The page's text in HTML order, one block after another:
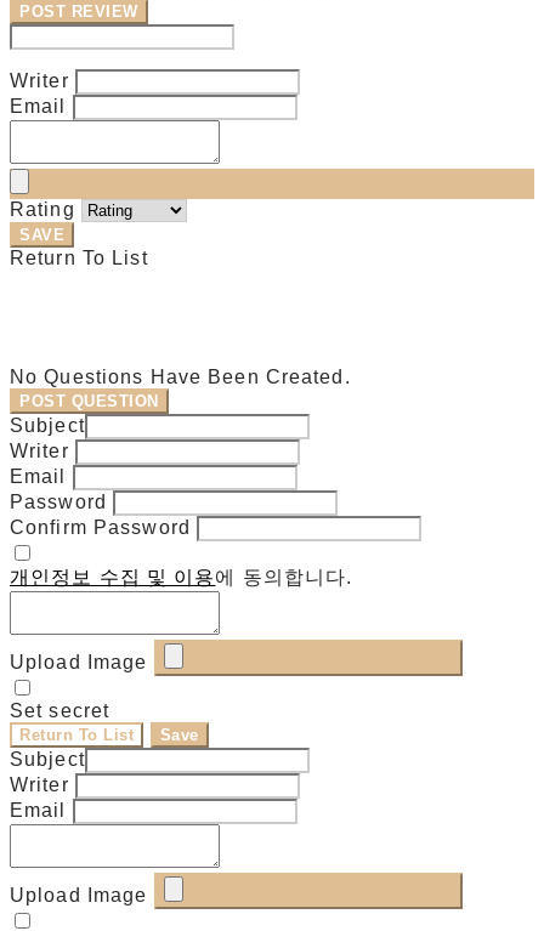
POST REVIEW
Writer
Email
Rating
SAVE
Return To List
No Questions Have Been Created.
POST QUESTION
Subject
Writer
Email
Password
Confirm Password
개인정보 수집 및 이용에 동의합니다.
Upload Image
Set secret
Return To List Save
Subject
Writer
Email
Upload Image